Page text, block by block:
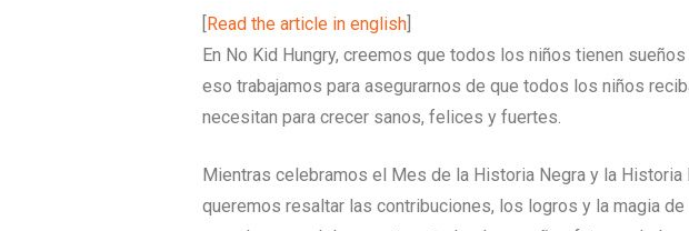
Read the article in english
En No Kid Hungry, creemos que todos los niños tienen
eso trabajamos para asegurarnos de que todos los niños
necesitan para crecer sanos, felices y fuertes.
Mientras celebramos el Mes de la Historia Negra y la Historia
queremos resaltar las contribuciones, los logros y la magia